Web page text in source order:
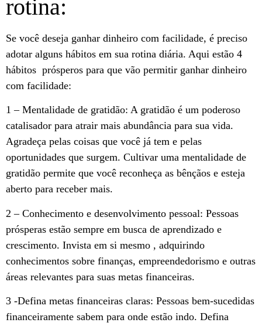
rotina:
Se você deseja ganhar dinheiro com facilidade, é preciso
adotar alguns hábitos em sua rotina diária. Aqui estão 4
hábitos prósperos para que vão permitir ganhar dinheiro
com facilidade:
1 – Mentalidade de gratidão: A gratidão é um poderoso
catalisador para atrair mais abundância para sua vida.
Agradeça pelas coisas que você já tem e pelas
oportunidades que surgem. Cultivar uma mentalidade de
gratidão permite que você reconheça as bênçãos e esteja
aberto para receber mais.
2 – Conhecimento e desenvolvimento pessoal: Pessoas
prósperas estão sempre em busca de aprendizado e
crescimento. Invista em si mesmo , adquirindo
conhecimentos sobre finanças, empreendedorismo e outras
áreas relevantes para suas metas financeiras.
3 -Defina metas financeiras claras: Pessoas bem-sucedidas
financeiramente sabem para onde estão indo. Defina